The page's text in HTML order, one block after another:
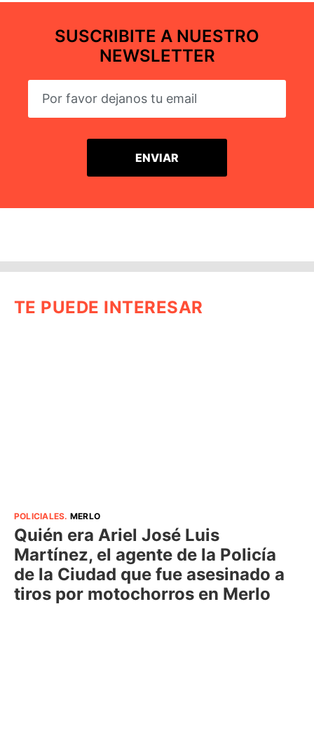
SUSCRIBITE A NUESTRO
NEWSLETTER
TE PUEDE INTERESAR
POLICIALES. MERLO
Quién era Ariel José Luis
Martínez, el agente de la Policía
de la Ciudad que fue asesinado a
tiros por motochorros en Merlo